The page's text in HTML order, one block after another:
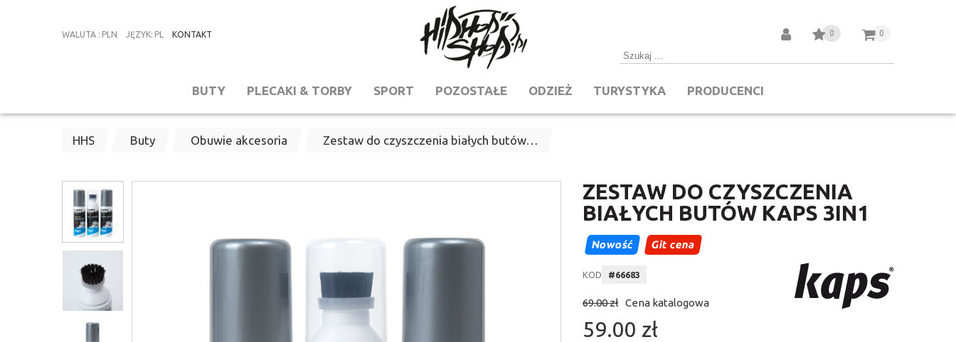
WALUTA : PLN JĘZYK: PL KONTAKT 0
0
BUTY PLECAKI & TORBY SPORT POZOSTAŁE ODZIEŻ TURYSTYKA PRODUCENCI
HHS Buty Obuwie akcesoria Zestaw do czyszczenia białych butów…
ZESTAW DO CZYSZCZENIA
BIAŁYCH BUTÓW KAPS 3IN1
Nowość Git cena
KOD #66683
69.00 zł Cena katalogowa
59.00 zł